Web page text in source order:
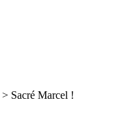
> Sacré Marcel !